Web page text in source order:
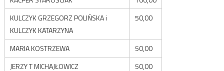
KULCZYK GRZEGORZ POLIŃSKA i
KULCZYK KATARZYNA
50,00
MARIA KOSTRZEWA
50,00
JERZY T MICHAJŁOWICZ
50,00